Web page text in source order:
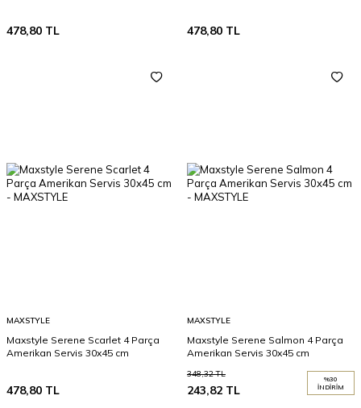
478,80 TL 478,80 TL
MAXSTYLE
Maxstyle Serene Scarlet 4 Parça
Amerikan Servis 30x45 cm
478,80 TL
MAXSTYLE
Maxstyle Serene Salmon 4 Parça
Amerikan Servis 30x45 cm
348,32TL
243,82 TL
%30
İNDIRIM